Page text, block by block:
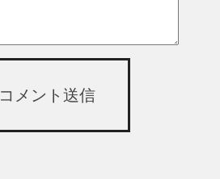
コメント送信